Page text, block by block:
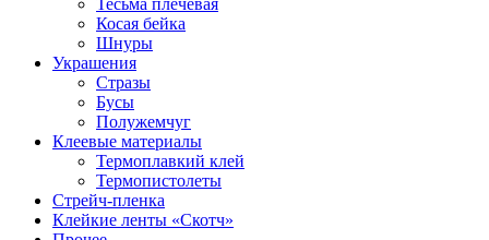
Тесьма плечевая
Косая бейка
Шнуры
Украшения
Стразы
Бусы
Полужемчуг
Клеевые материалы
Термоплавкий клей
Термопистолеты
Стрейч-пленка
Клейкие ленты «Скотч»